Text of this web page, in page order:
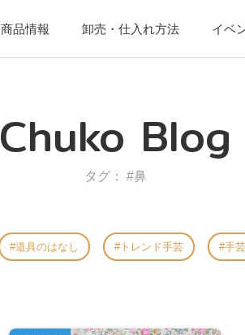
商品情報 卸売・仕入れ方法 イベ
Chuko Blog
タグ： #鼻
道具のはなし トレンド手芸 手